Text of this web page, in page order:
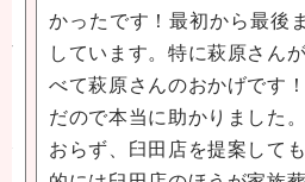
かったです！最初から最後
しています。特に萩原さん
べて萩原さんのおかげです
だので本当に助かりました
おらず、臼田店を提案して